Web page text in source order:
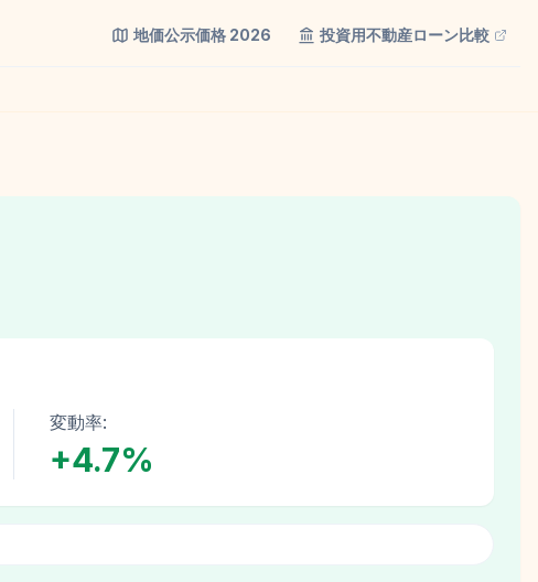
地価公示価格 2026 投資用不動産ローン比較
変動率:
+4.7%